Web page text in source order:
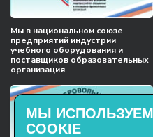
Мы в национальном союзе
предприятий индустрии
учебного оборудования и
поставщиков образовательных
организация
МЫ
COOKIE